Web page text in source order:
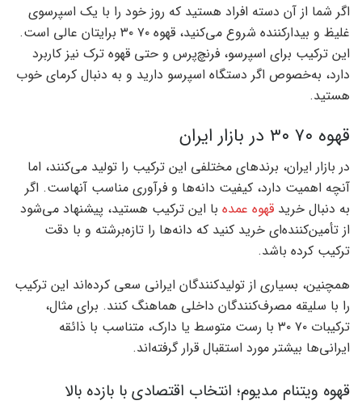
اگر شما از آن دسته افراد هستید که روز خود را با یک اسپرسوی
غلیظ و بیدارکننده شروع می‌کنید، قهوه ۷۰ ۳۰ برایتان عالی است.
این ترکیب برای اسپرسو، فرنچ‌پرس و حتی قهوه ترک نیز کاربرد
دارد، به‌خصوص اگر دستگاه اسپرسو دارید و به دنبال کرمای خوب
هستید.
قهوه ۷۰ ۳۰ در بازار ایران
در بازار ایران، برندهای مختلفی این ترکیب را تولید می‌کنند، اما
آنچه اهمیت دارد، کیفیت دانه‌ها و فرآوری مناسب آنهاست. اگر
به دنبال خرید قهوه عمده با این ترکیب هستید، پیشنهاد می‌شود
از تأمین‌کننده‌ای خرید کنید که دانه‌ها را تازه‌برشته و با دقت
ترکیب کرده باشد.
همچنین، بسیاری از تولیدکنندگان ایرانی سعی کرده‌اند این ترکیب
را با سلیقه مصرف‌کنندگان داخلی هماهنگ کنند. برای مثال،
ترکیبات ۷۰ ۳۰ با رست متوسط یا دارک، متناسب با ذائقه
ایرانی‌ها بیشتر مورد استقبال قرار گرفته‌اند.
قهوه ویتنام مدیوم؛ انتخاب اقتصادی با بازده بالا